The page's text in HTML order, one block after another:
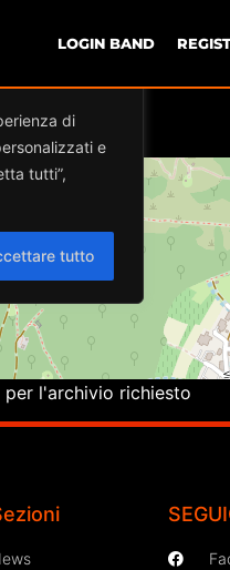
di
e
tutti”,
tutto
LOGIN BAND
l'archivio richiesto